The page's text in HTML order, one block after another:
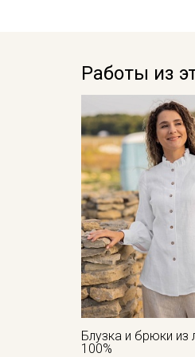
Работы из
Блузка и брюки из
100%